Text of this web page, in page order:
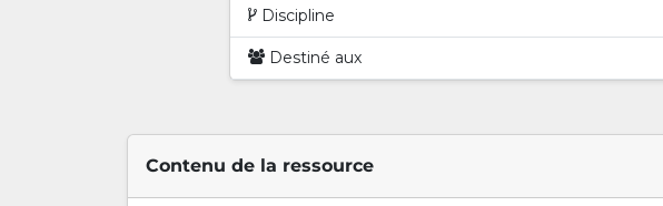
Discipline
Destiné aux
Contenu de la ressource